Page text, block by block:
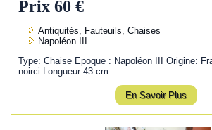
Prix 60 €
Antiquités, Fauteuils, Chaises
Napoléon III
Type: Chaise Epoque : Napoléon III Origine:
noirci Longueur 43 cm
En Savoir Plus